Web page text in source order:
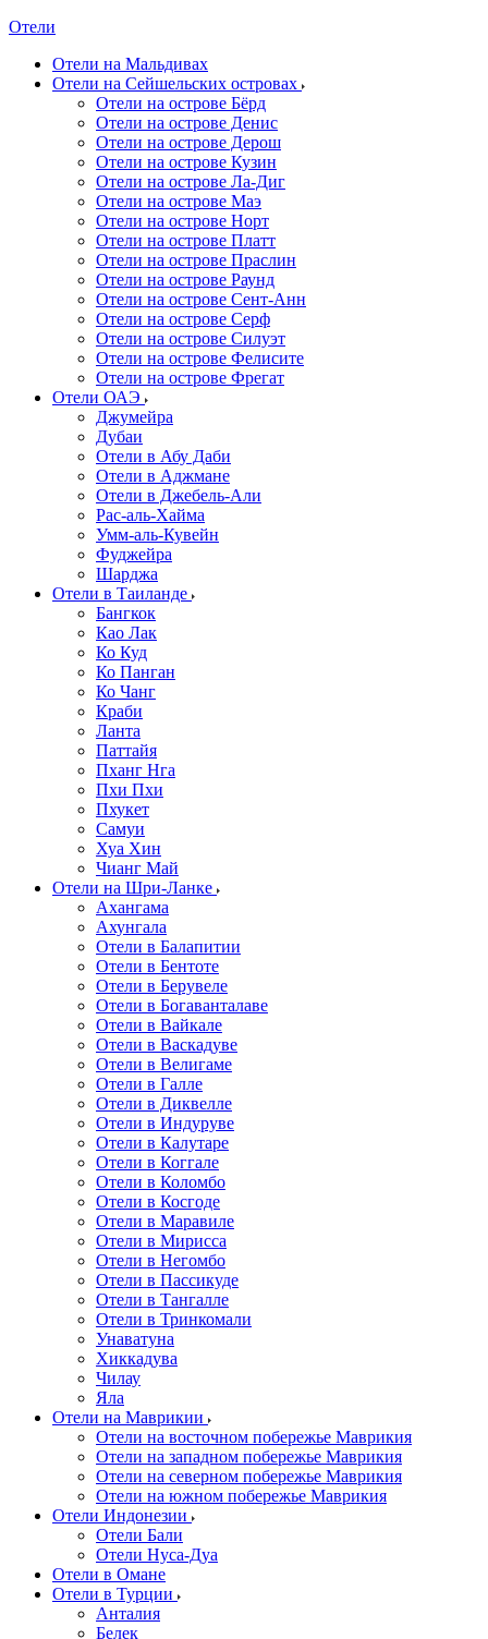
Отели
Отели на Мальдивах
Отели на Сейшельских островах
Отели на острове Бёрд
Отели на острове Денис
Отели на острове Дерош
Отели на острове Кузин
Отели на острове Ла-Диг
Отели на острове Маэ
Отели на острове Норт
Отели на острове Платт
Отели на острове Праслин
Отели на острове Раунд
Отели на острове Сент-Анн
Отели на острове Серф
Отели на острове Силуэт
Отели на острове Фелисите
Отели на острове Фрегат
Отели ОАЭ
Джумейра
Дубаи
Отели в Абу Даби
Отели в Аджмане
Отели в Джебель-Али
Рас-аль-Хайма
Умм-аль-Кувейн
Фуджейра
Шарджа
Отели в Таиланде
Бангкок
Као Лак
Ко Куд
Ко Панган
Ко Чанг
Краби
Ланта
Паттайя
Пханг Нга
Пхи Пхи
Пхукет
Самуи
Хуа Хин
Чианг Май
Отели на Шри-Ланке
Ахангама
Ахунгала
Отели в Балапитии
Отели в Бентоте
Отели в Берувеле
Отели в Богаванталаве
Отели в Вайкале
Отели в Васкадуве
Отели в Велигаме
Отели в Галле
Отели в Диквелле
Отели в Индуруве
Отели в Калутаре
Отели в Коггале
Отели в Коломбо
Отели в Косгоде
Отели в Маравиле
Отели в Мирисса
Отели в Негомбо
Отели в Пассикуде
Отели в Тангалле
Отели в Тринкомали
Унаватуна
Хиккадува
Чилау
Яла
Отели на Маврикии
Отели на восточном побережье Маврикия
Отели на западном побережье Маврикия
Отели на северном побережье Маврикия
Отели на южном побережье Маврикия
Отели Индонезии
Отели Бали
Отели Нуса-Дуа
Отели в Омане
Отели в Турции
Анталия
Белек